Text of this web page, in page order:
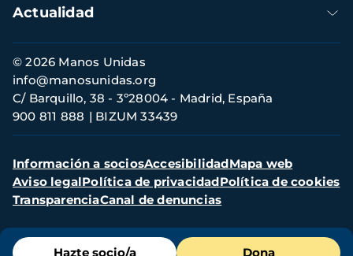
Menú
Hazte socio/a Dona
Actualidad
Información
de
contacto
© 2026 Manos Unidas
C/ Barquillo, 38 - 3º28004 - Madrid, España
900 811 888
BIZUM 33439
info@manosunidas.org
Menú
secundario
Información a sociosAccesibilidadMapa web
Aviso legalPolítica de privacidadPolítica de cookies
TransparenciaCanal de denuncias